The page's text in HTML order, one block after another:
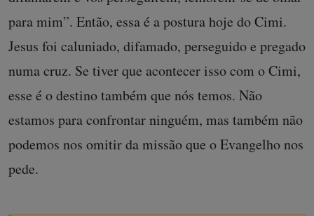
para mim”. Então, essa é a postura hoje do Cimi.
Jesus foi caluniado, difamado, perseguido e pregado
numa cruz. Se tiver que acontecer isso com o Cimi,
esse é o destino também que nós temos. Não
estamos para confrontar ninguém, mas também não
podemos nos omitir da missão que o Evangelho nos
pede.